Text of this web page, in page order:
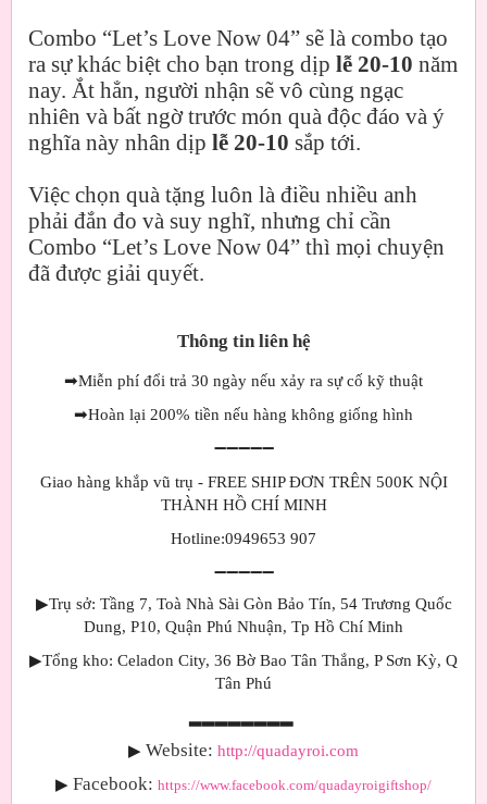
Combo “Let’s Love Now 04” sẽ là combo tạo
ra sự khác biệt cho bạn trong dịp lễ 20-10 năm
nay. Ắt hẳn, người nhận sẽ vô cùng ngạc
nhiên và bất ngờ trước món quà độc đáo và ý
nghĩa này nhân dịp lễ 20-10 sắp tới.
Việc chọn quà tặng luôn là điều nhiều anh
phải đắn đo và suy nghĩ, nhưng chỉ cần
Combo “Let’s Love Now 04” thì mọi chuyện
đã được giải quyết.
Thông tin liên hệ
➡Miễn phí đổi trả 30 ngày nếu xảy ra sự cố kỹ thuật
➡Hoàn lại 200% tiền nếu hàng không giống hình
➖➖➖➖➖
Giao hàng khắp vũ trụ - FREE SHIP ĐƠN TRÊN 500K NỘI
THÀNH HỒ CHÍ MINH
Hotline:0949653 907
➖➖➖➖➖
▶Trụ sở: Tầng 7, Toà Nhà Sài Gòn Bảo Tín, 54 Trương Quốc
Dung, P10, Quận Phú Nhuận, Tp Hồ Chí Minh
▶Tổng kho: Celadon City, 36 Bờ Bao Tân Thắng, P Sơn Kỳ, Q
Tân Phú
▶ Website: http://quadayroi.com
▶ Facebook: https://www.facebook.com/quadayroigiftshop/